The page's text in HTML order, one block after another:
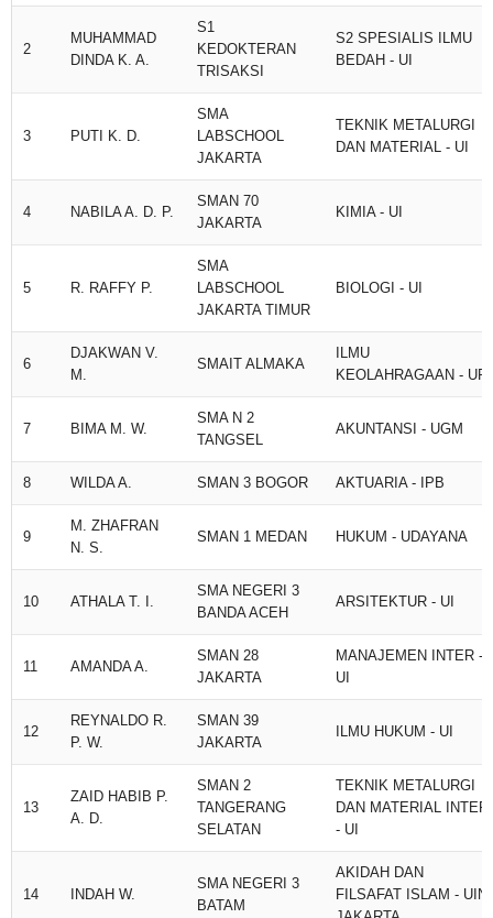
2
MUHAMMAD
DINDA K. A.
S1
KEDOKTERAN
TRISAKSI
S2 SPESIALIS ILMU
BEDAH - UI
3 PUTI K. D.
SMA
LABSCHOOL
JAKARTA
TEKNIK METALURGI
DAN MATERIAL - UI
4 NABILA A. D. P.
SMAN 70
JAKARTA
KIMIA - UI
5 R. RAFFY P.
SMA
LABSCHOOL
JAKARTA TIMUR
BIOLOGI - UI
6
DJAKWAN V.
M.
SMAIT ALMAKA
ILMU
KEOLAHRAGAAN - UPI
7 BIMA M. W.
SMA N 2
TANGSEL
AKUNTANSI - UGM
8 WILDA A. SMAN 3 BOGOR AKTUARIA - IPB
9
M. ZHAFRAN
N. S.
SMAN 1 MEDAN HUKUM - UDAYANA
10 ATHALA T. I.
SMA NEGERI 3
BANDA ACEH
ARSITEKTUR - UI
11 AMANDA A.
SMAN 28
JAKARTA
MANAJEMEN INTER -
UI
12
REYNALDO R.
P. W.
SMAN 39
JAKARTA
ILMU HUKUM - UI
13
ZAID HABIB P.
A. D.
SMAN 2
TANGERANG
SELATAN
TEKNIK METALURGI
DAN MATERIAL INTER
- UI
14 INDAH W.
SMA NEGERI 3
BATAM
AKIDAH DAN
FILSAFAT ISLAM - UIN